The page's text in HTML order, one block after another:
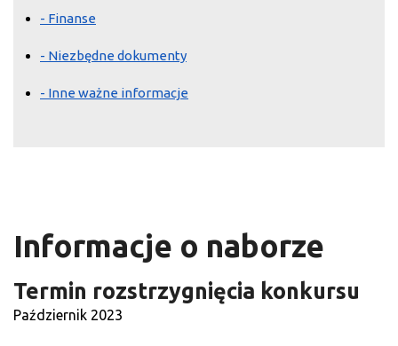
- Finanse
- Niezbędne dokumenty
- Inne ważne informacje
Informacje o naborze
Termin rozstrzygnięcia konkursu
Październik 2023